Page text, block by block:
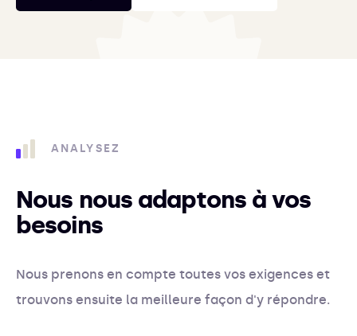
ANALYSEZ
Nous nous adaptons à vos
besoins
Nous prenons en compte toutes vos exigences et
trouvons ensuite la meilleure façon d'y répondre.